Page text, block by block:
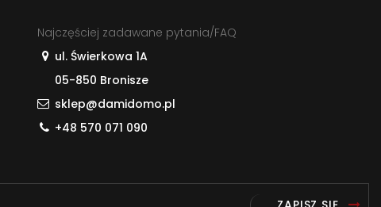
Najczęściej zadawane pytania/FAQ
ul. Świerkowa 1A
05-850 Bronisze
sklep@damidomo.pl
+48 570 071 090